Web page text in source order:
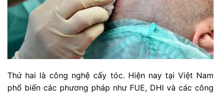
Thứ hai là công nghệ cấy tóc. Hiện nay tại Việt Nam
phổ biến các phương pháp như FUE, DHI và các công